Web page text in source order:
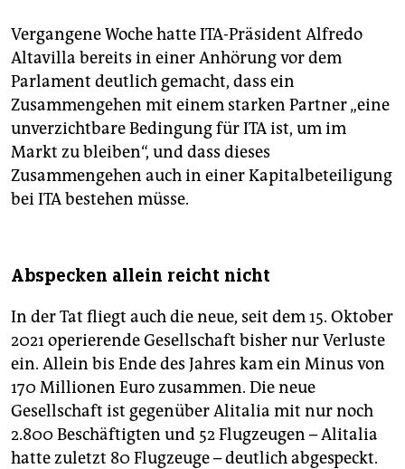
Vergangene Woche hatte ITA-Präsident Alfredo
Altavilla bereits in einer Anhörung vor dem
Parlament deutlich gemacht, dass ein
Zusammengehen mit einem starken Partner „eine
unverzichtbare Bedingung für ITA ist, um im
Markt zu bleiben“, und dass dieses
Zusammengehen auch in einer Kapitalbeteiligung
bei ITA bestehen müsse.
Abspecken allein reicht nicht
In der Tat fliegt auch die neue, seit dem 15. Oktober
2021 operierende Gesellschaft bisher nur Verluste
ein. Allein bis Ende des Jahres kam ein Minus von
170 Millionen Euro zusammen. Die neue
Gesellschaft ist gegenüber Alitalia mit nur noch
2.800 Beschäftigten und 52 Flugzeugen – Alitalia
hatte zuletzt 80 Flugzeuge – deutlich abgespeckt.